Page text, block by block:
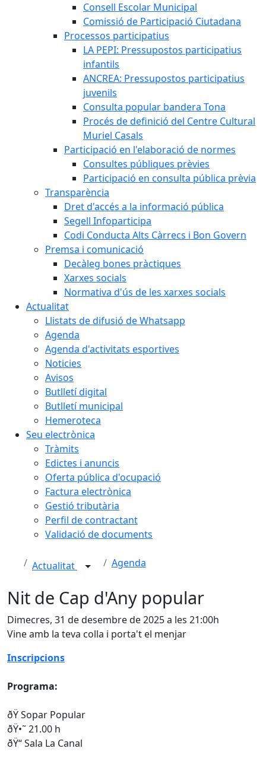
Consell Escolar Municipal
Comissió de Participació Ciutadana
Processos participatius
LA PEPI: Pressupostos participatius
infantils
ANCREA: Pressupostos participatius
juvenils
Consulta popular bandera Tona
Procés de definició del Centre Cultural
Muriel Casals
Participació en l'elaboració de normes
Consultes públiques prèvies
Participació en consulta pública prèvia
Transparència
Dret d'accés a la informació pública
Segell Infoparticipa
Codi Conducta Alts Càrrecs i Bon Govern
Premsa i comunicació
Decàleg bones pràctiques
Xarxes socials
Normativa d'ús de les xarxes socials
Actualitat
Llistats de difusió de Whatsapp
Agenda
Agenda d'activitats esportives
Noticies
Avisos
Butlletí digital
Butlletí municipal
Hemeroteca
Seu electrònica
Tràmits
Edictes i anuncis
Oferta pública d'ocupació
Factura electrònica
Gestió tributària
Perfil de contractant
Validació de documents
Actualitat Agenda
Nit de Cap d'Any popular
Dimecres, 31 de desembre de 2025 a les 21:00h
Vine amb la teva colla i porta't el menjar
Inscripcions
Programa:
ðŸ️ Sopar Popular
ðŸ•˜ 21.00 h
ðŸ“ Sala La Canal